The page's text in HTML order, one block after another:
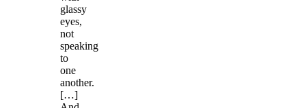
glassy
eyes,
not
speaking
to
one
another.
[…]